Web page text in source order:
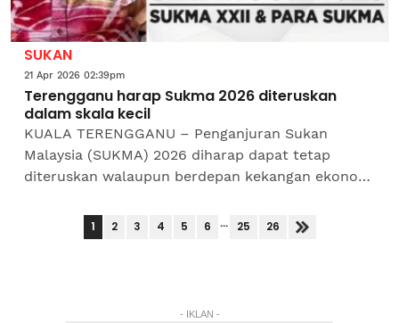
SUKAN
21 Apr 2026 02:39pm
Terengganu harap Sukma 2026 diteruskan
dalam skala kecil
​KUALA TERENGGANU – Penganjuran Sukan
Malaysia (SUKMA) 2026 diharap dapat tetap
diteruskan walaupun berdepan kekangan ekonomi
dalam skala yang lebih...
1 2 3 4 5 6 ... 25 26
- IKLAN -